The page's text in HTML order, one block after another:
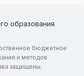
образования
бюджетное
и методов
защищены.